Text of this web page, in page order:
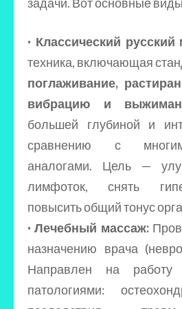
· Классический русский
техника, включающая
поглаживание,
вибрацию и
большей глубиной и
сравнению с
аналогами. Цель —
лимфоток, снять
повысить общий тонус
· Лечебный массаж:
назначению врача
Направлен на работу
патологиями: